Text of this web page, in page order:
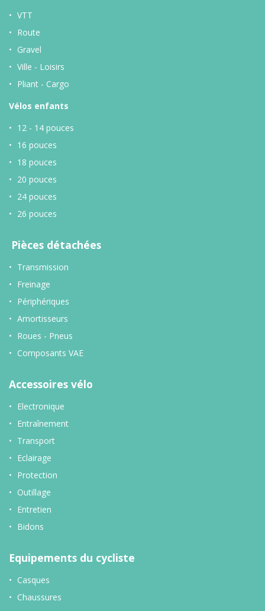
VTT
Route
Gravel
Ville - Loisirs
Pliant - Cargo
Vélos enfants
12 - 14 pouces
16 pouces
18 pouces
20 pouces
24 pouces
26 pouces
Pièces détachées
Transmission
Freinage
Périphériques
Amortisseurs
Roues - Pneus
Composants VAE
Accessoires vélo
Electronique
Entraînement
Transport
Eclairage
Protection
Outillage
Entretien
Bidons
Equipements du cycliste
Casques
Chaussures